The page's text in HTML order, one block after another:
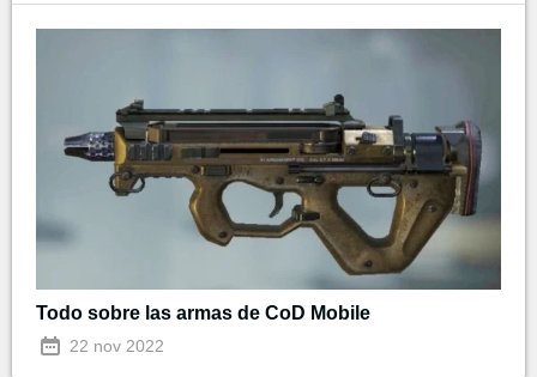
Todo sobre las armas de CoD Mobile
22 nov 2022